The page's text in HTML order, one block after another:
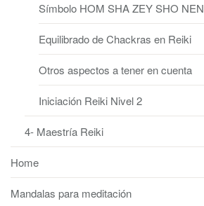
Símbolo HOM SHA ZEY SHO NEN
Equilibrado de Chackras en Reiki
Otros aspectos a tener en cuenta
Iniciación Reiki Nivel 2
4- Maestría Reiki
Home
Mandalas para meditación